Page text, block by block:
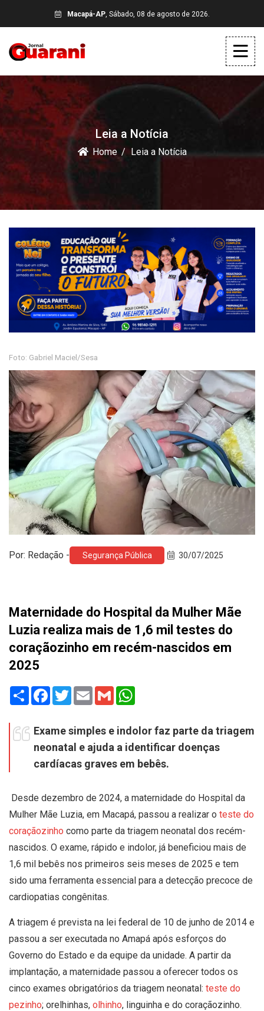
Macapá-AP, Sábado, 08 de agosto de 2026.
Leia a Notícia
Home Leia a Notícia
Foto: Gabriel Maciel/Sesa
Por: Redação - Segurança Pública 30/07/2025
Maternidade do Hospital da Mulher Mãe
Luzia realiza mais de 1,6 mil testes do
coraçãozinho em recém-nascidos em
2025
Share Facebook
TwitterEmail Gmail
Exame simples e indolor faz parte da triagem
neonatal e ajuda a identificar doenças
cardíacas graves em bebês.
Desde dezembro de 2024, a maternidade do Hospital da
Mulher Mãe Luzia, em Macapá, passou a realizar o teste do
coraçãozinho como parte da triagem neonatal dos recém-
nascidos. O exame, rápido e indolor, já beneficiou mais de
1,6 mil bebês nos primeiros seis meses de 2025 e tem
sido uma ferramenta essencial para a detecção precoce de
cardiopatias congênitas.
A triagem é prevista na lei federal de 10 de junho de 2014 e
passou a ser executada no Amapá após esforços do
Governo do Estado e da equipe da unidade. A partir da
implantação, a maternidade passou a oferecer todos os
cinco exames obrigatórios da triagem neonatal: teste do
pezinho; orelhinhas, olhinho, linguinha e do coraçãozinho.